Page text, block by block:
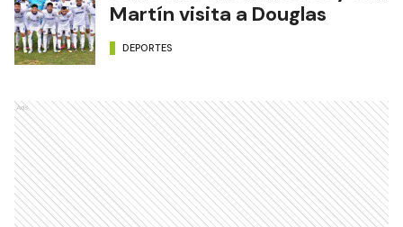
Martín visita a Douglas
DEPORTES
Ads